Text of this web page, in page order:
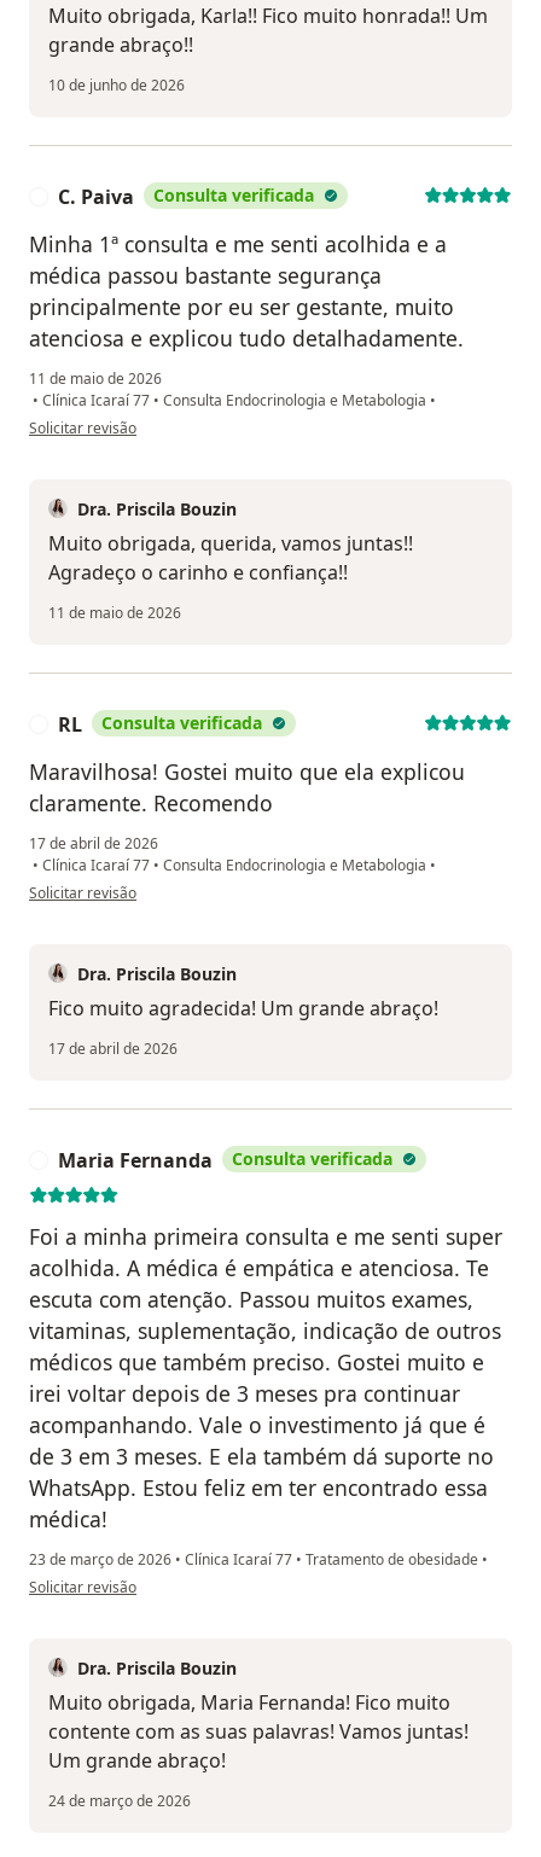
Muito obrigada, Karla!! Fico muito honrada!! Um
grande abraço!!
10 de junho de 2026
C. Paiva Consulta verificada
Minha 1ª consulta e me senti acolhida e a
médica passou bastante segurança
principalmente por eu ser gestante, muito
atenciosa e explicou tudo detalhadamente.
11 de maio de 2026
• Clínica Icaraí 77 • Consulta Endocrinologia e Metabologia •
na opinião do utilizador C. Paiva
Solicitar revisão
Dra. Priscila Bouzin
Muito obrigada, querida, vamos juntas!!
Agradeço o carinho e confiança!!
11 de maio de 2026
RL Consulta verificada
Maravilhosa! Gostei muito que ela explicou
claramente. Recomendo
17 de abril de 2026
• Clínica Icaraí 77 • Consulta Endocrinologia e Metabologia •
na opinião do utilizador RL
Solicitar revisão
Dra. Priscila Bouzin
Fico muito agradecida! Um grande abraço!
17 de abril de 2026
Maria Fernanda Consulta verificada
Foi a minha primeira consulta e me senti super
acolhida. A médica é empática e atenciosa. Te
escuta com atenção. Passou muitos exames,
vitaminas, suplementação, indicação de outros
médicos que também preciso. Gostei muito e
irei voltar depois de 3 meses pra continuar
acompanhando. Vale o investimento já que é
de 3 em 3 meses. E ela também dá suporte no
WhatsApp. Estou feliz em ter encontrado essa
médica!
23 de março de 2026 • Clínica Icaraí 77 • Tratamento de obesidade •
na opinião do utilizador Maria Fernanda
Solicitar revisão
Dra. Priscila Bouzin
Muito obrigada, Maria Fernanda! Fico muito
contente com as suas palavras! Vamos juntas!
Um grande abraço!
24 de março de 2026